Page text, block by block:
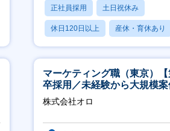
正社員採用 土日祝休み
休日120日以上 産休・育休あり
賞与あり
マーケティング職（東京）
卒採用／未経験から大規模案
ーケティングが経験できる／
実】
株式会社オロ